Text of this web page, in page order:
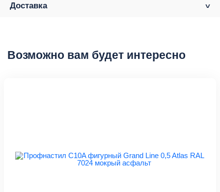
Доставка
Возможно вам будет интересно